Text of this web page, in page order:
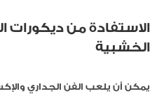
الاستفادة من ديكورات
الخشبية
يمكن أن يلعب الفن الجداري